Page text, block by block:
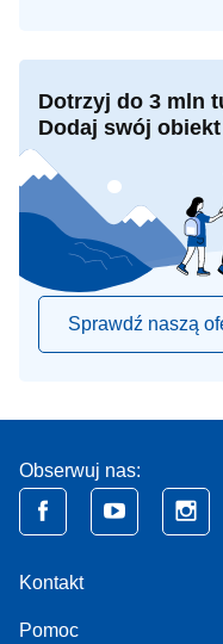
Dotrzyj do 3 mln
Dodaj swój obiekt
Sprawdź naszą
Obserwuj nas:
Kontakt
Pomoc